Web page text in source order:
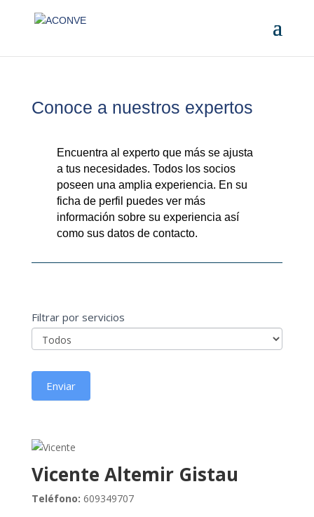
Conoce a nuestros expertos
Encuentra al experto que más se ajusta
a tus necesidades. Todos los socios
poseen una amplia experiencia. En su
ficha de perfil puedes ver más
información sobre su experiencia así
como sus datos de contacto.
Buscador
expertos
Filtrar por servicios
Enviar
Vicente Altemir Gistau
Teléfono: 609349707